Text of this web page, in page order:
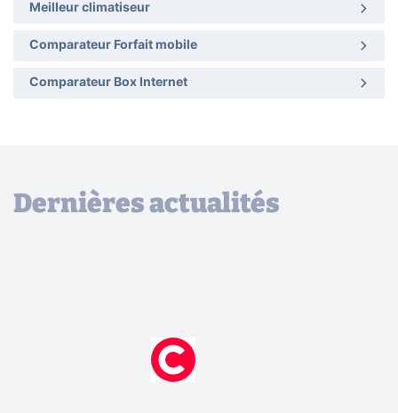
Meilleur climatiseur
Comparateur Forfait mobile
Comparateur Box Internet
Dernières actualités